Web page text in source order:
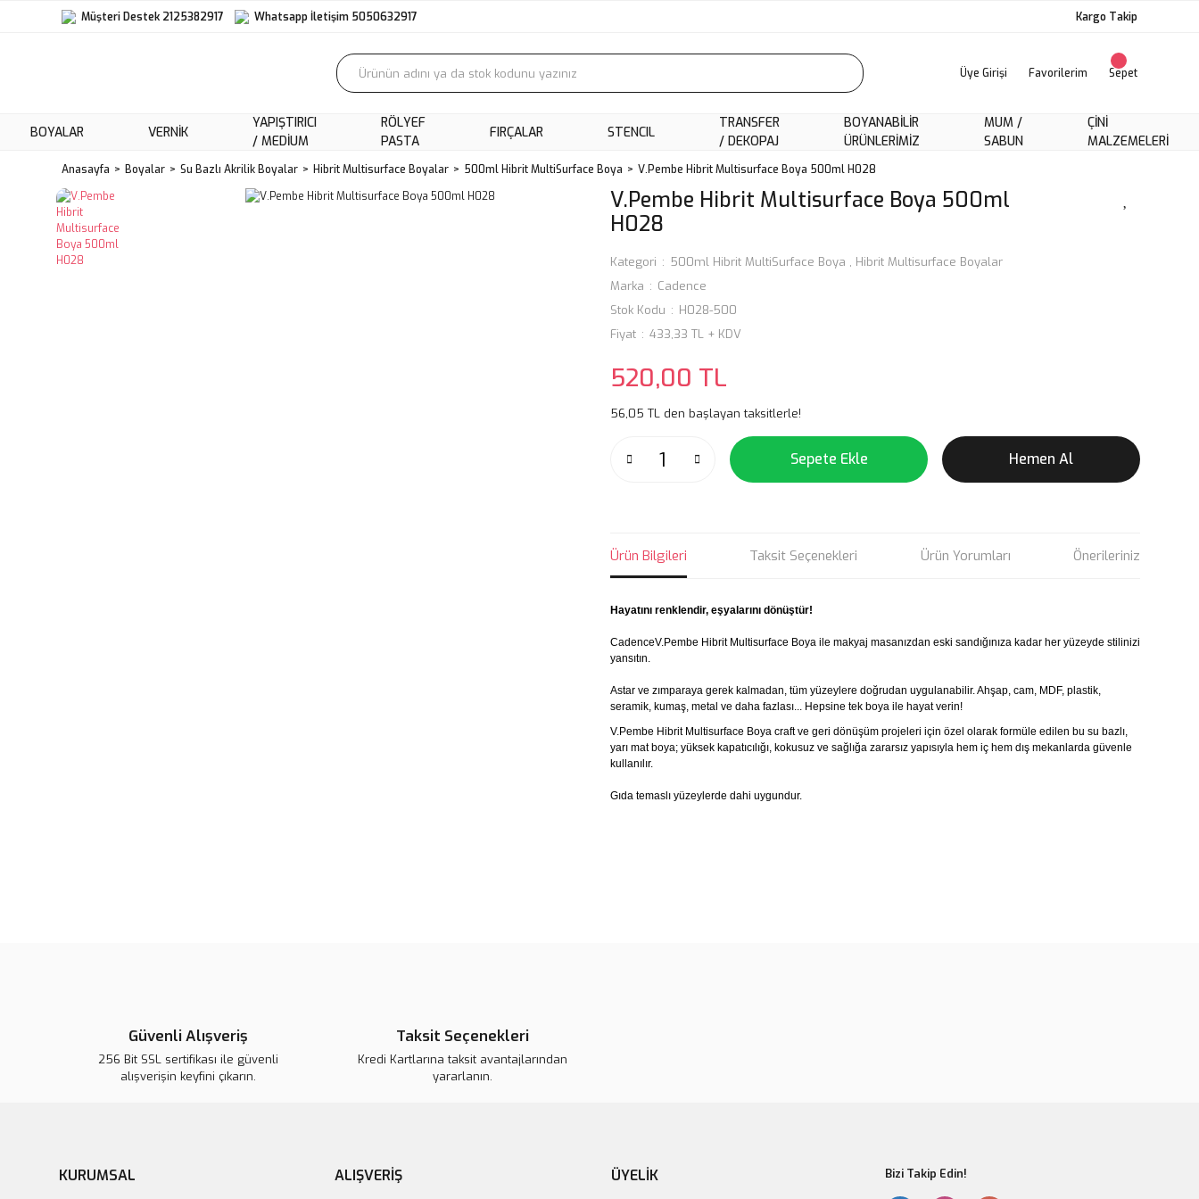
Müşteri Destek 2125382917 Whatsapp İletişim 5050632917 Kargo Takip
Üye Girişi Favorilerim Sepet
BOYALAR VERNIK
YAPIŞTIRICI
/ MEDIUM
RÖLYEF
PASTA
FIRÇALAR STENCIL
TRANSFER
/ DEKOPAJ
BOYANABILIR
ÜRÜNLERIMIZ
MUM /
SABUN
ÇINI
MALZEMELERI
Anasayfa Boyalar Su Bazlı Akrilik Boyalar Hibrit Multisurface Boyalar 500ml Hibrit MultiSurface Boya V.Pembe Hibrit Multisurface Boya 500ml H028
V.Pembe Hibrit Multisurface Boya 500ml
H028
Kategori 500ml Hibrit MultiSurface Boya , Hibrit Multisurface Boyalar
Marka
Cadence
Stok Kodu
H028-500
Fiyat
433,33 TL + KDV
520,00 TL
56,05 TL den başlayan taksitlerle!
Sepete Ekle Hemen Al
Ürün Bilgileri Taksit Seçenekleri Ürün Yorumları Önerileriniz
Hayatını renklendir, eşyalarını dönüştür!
CadenceV.Pembe Hibrit Multisurface Boya ile makyaj masanızdan eski sandığınıza kadar her yüzeyde stilinizi
yansıtın.
Astar ve zımparaya gerek kalmadan, tüm yüzeylere doğrudan uygulanabilir. Ahşap, cam, MDF, plastik,
seramik, kumaş, metal ve daha fazlası... Hepsine tek boya ile hayat verin!
V.Pembe Hibrit Multisurface Boya craft ve geri dönüşüm projeleri için özel olarak formüle edilen bu su bazlı,
yarı mat boya; yüksek kapatıcılığı, kokusuz ve sağlığa zararsız yapısıyla hem iç hem dış mekanlarda güvenle
kullanılır.
Gıda temaslı yüzeylerde dahi uygundur.
Gönder
Güvenli Alışveriş
256 Bit SSL sertifikası ile güvenli
alışverişin keyfini çıkarın.
Taksit Seçenekleri
Kredi Kartlarına taksit avantajlarından
yararlanın.
KURUMSAL ALIŞVERİŞ ÜYELİK Bizi Takip Edin!